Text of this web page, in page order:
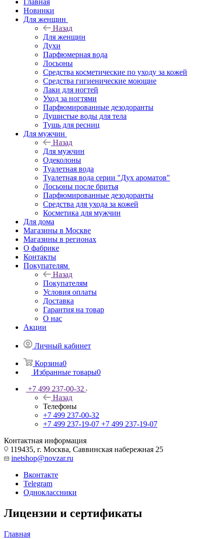
Главная
Новинки
Для женщин
Назад
Для женщин
Духи
Парфюмерная вода
Лосьоны
Средства косметические по уходу за кожей
Средства гигиенические моющие
Лаки для ногтей
Уход за ногтями
Парфюмированные дезодоранты
Душистые воды для тела
Тушь для ресниц
Для мужчин
Назад
Для мужчин
Одеколоны
Туалетная вода
Туалетная вода серии "Дух ароматов"
Лосьоны после бритья
Парфюмированные дезодоранты
Средства для ухода за кожей
Косметика для мужчин
Для дома
Магазины в Москве
Магазины в регионах
О фабрике
Контакты
Покупателям
Назад
Покупателям
Условия оплаты
Доставка
Гарантия на товар
О нас
Акции
Личный кабинет
Корзина0
Избранные товары0
+7 499 237-00-32
Назад
Телефоны
+7 499 237-00-32
+7 499 237-19-07 +7 499 237-19-07
Контактная информация
119435, г. Москва, Саввинская набережная 25
inetshop@novzar.ru
Вконтакте
Telegram
Одноклассники
Лицензии и сертификаты
Главная